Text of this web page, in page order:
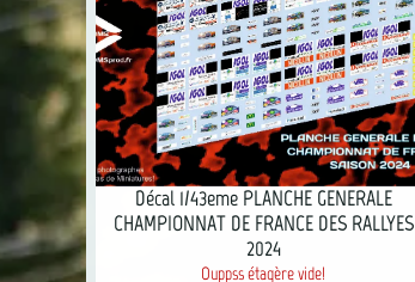
Décal 1/43eme PLANCHE GENERALE
CHAMPIONNAT DE FRANCE DES RALLYES
2024
Ouppss étagère vide!